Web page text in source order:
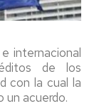
internacional
de los
con la cual la
un acuerdo.